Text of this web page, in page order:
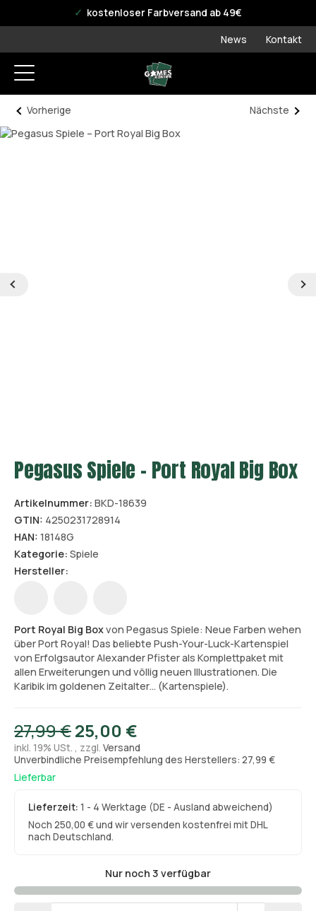
offizieller WPN Storekostenloser Farbversand ab 49€
News Kontakt
Vorherige Nächste
Pegasus Spiele – Port Royal Big Box
Artikelnummer: BKD-18639
GTIN: 4250231728914
HAN: 18148G
Kategorie: Spiele
Hersteller:
Port Royal Big Boxvon Pegasus Spiele: Neue Farben wehen
über Port Royal! Das beliebte Push-Your-Luck-Kartenspiel
von Erfolgsautor Alexander Pfister als Komplettpaket mit
allen Erweiterungen und völlig neuen Illustrationen. Die
Karibik im goldenen Zeitalter… (Kartenspiele).
27,99 €25,00 €
inkl. 19% USt. , zzgl. Versand
Unverbindliche Preisempfehlung des Herstellers: 27,99 €
Lieferbar
Lieferzeit:1 - 4 Werktage (DE - Ausland abweichend)
Noch 250,00 € und wir versenden kostenfrei mit DHL
nach Deutschland.
Nur noch 3 verfügbar